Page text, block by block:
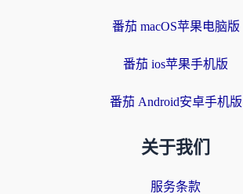
番茄 macOS苹果电脑版
番茄 ios苹果手机版
番茄 Android安卓手机版
关于我们
服务条款